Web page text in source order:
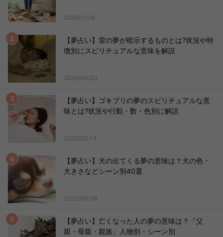
2025/11/18
【夢占い】雷の夢が暗示するものとは?状況や特
徴別にスピリチュアルな意味を解説
2025/03/20
【夢占い】ゴキブリの夢のスピリチュアルな意
味とは?状況や行動・数・色別に解説
2025/03/14
【夢占い】犬の出てくる夢の意味は？犬の色・
大きさなどシーン別40選
2022/08/24
【夢占い】亡くなった人の夢の意味は？「父
親・母親・親族」人物別・シーン別